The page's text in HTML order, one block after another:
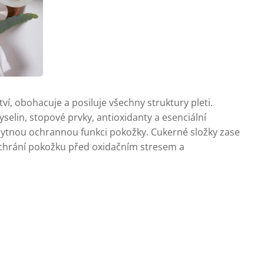
obohacuje a posiluje všechny struktury pleti.
stopové prvky, antioxidanty a esenciální
ochrannou funkci pokožky. Cukerné složky zase
pokožku před oxidačním stresem a